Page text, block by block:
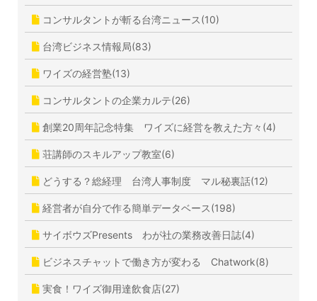
コンサルタントが斬る台湾ニュース(10)
台湾ビジネス情報局(83)
ワイズの経営塾(13)
コンサルタントの企業カルテ(26)
創業20周年記念特集 ワイズに経営を教えた方々(4)
荘講師のスキルアップ教室(6)
どうする？総経理 台湾人事制度 マル秘裏話(12)
経営者が自分で作る簡単データベース(198)
サイボウズPresents わが社の業務改善日誌(4)
ビジネスチャットで働き方が変わる Chatwork(8)
実食！ワイズ御用達飲食店(27)